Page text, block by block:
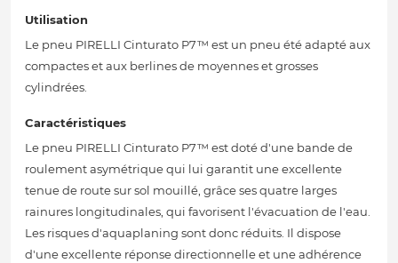
Utilisation
Le pneu PIRELLI Cinturato P7™ est un pneu été adapté aux
compactes et aux berlines de moyennes et grosses
cylindrées.
Caractéristiques
Le pneu PIRELLI Cinturato P7™ est doté d'une bande de
roulement asymétrique qui lui garantit une excellente
tenue de route sur sol mouillé, grâce ses quatre larges
rainures longitudinales, qui favorisent l'évacuation de l'eau.
Les risques d'aquaplaning sont donc réduits. Il dispose
d'une excellente réponse directionnelle et une adhérence